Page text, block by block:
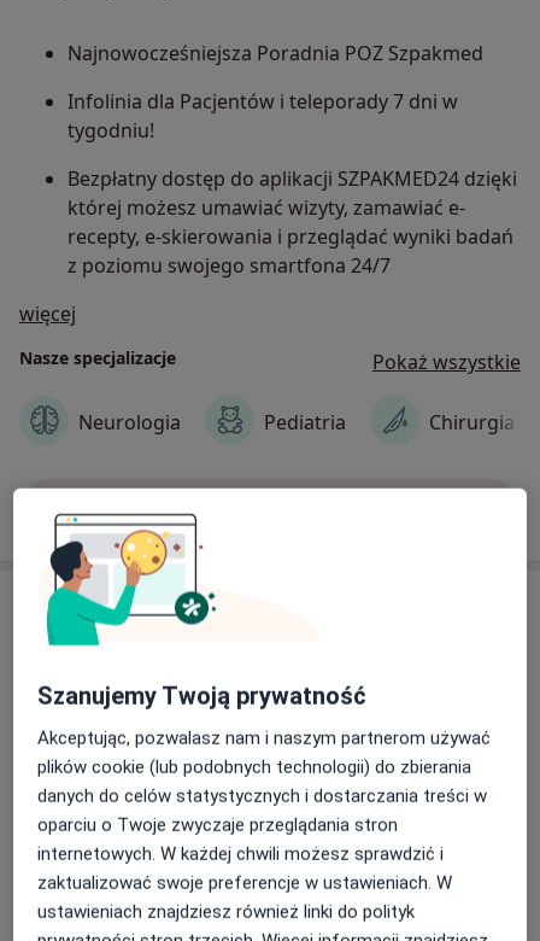
Najnowocześniejsza Poradnia POZ Szpakmed
Infolinia dla Pacjentów i teleporady 7 dni w
tygodniu!
Bezpłatny dostęp do aplikacji SZPAKMED24 dzięki
której możesz umawiać wizyty, zamawiać e-
recepty, e-skierowania i przeglądać wyniki badań
z poziomu swojego smartfona 24/7
Zamówienia na e-recepty realizowane średnio do
Nielimitowany dostęp do wszystkich Poradni
deklaracji
Empatyczni, zaangażowani i doświadczeni
lekarze.
Wizyty bez ryzyka – w całej placówce pracuje
wydajny system wentylacji mechanicznej z
filtrami HEPA usuwającymi 99,99% wirusów,
roztoczy i bakterii w czasie rzeczywistym.
Wsparcie lekarzy ponad 30 specjalizacji z
placówki Szpakmed Specjalistyka.
Przychodnia bez barier – placówka
zaprojektowana od podstaw dla osób
niepełnosprawnych
więcej
Nasze specjalizacje Pokaż wszystkie
Neurologia Pediatria Chirurgia
Usługi
Konsultacja internistyczna (NFZ)
Darmowa usługa
SzczegółyKonsultacja internistyczna
Umów
Szanujemy Twoją prywatność
Akceptując, pozwalasz nam i naszym partnerom używać
plików cookie (lub podobnych technologii) do zbierania
danych do celów statystycznych i dostarczania treści w
oparciu o Twoje zwyczaje przeglądania stron
internetowych. W każdej chwili możesz sprawdzić i
zaktualizować swoje preferencje w ustawieniach. W
ustawieniach znajdziesz również linki do polityk